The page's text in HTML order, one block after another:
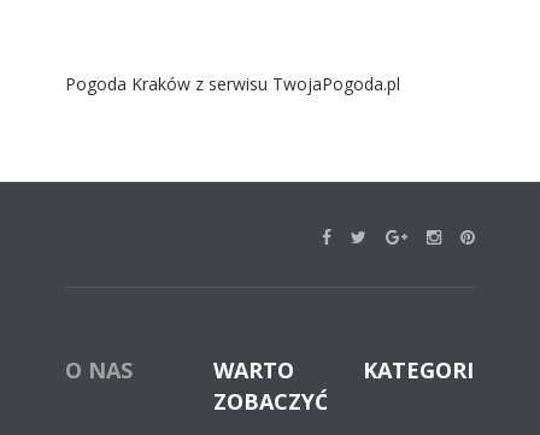
Pogoda Kraków z serwisu TwojaPogoda.pl
O NAS
WARTO
ZOBACZYĆ
KATEGORIE